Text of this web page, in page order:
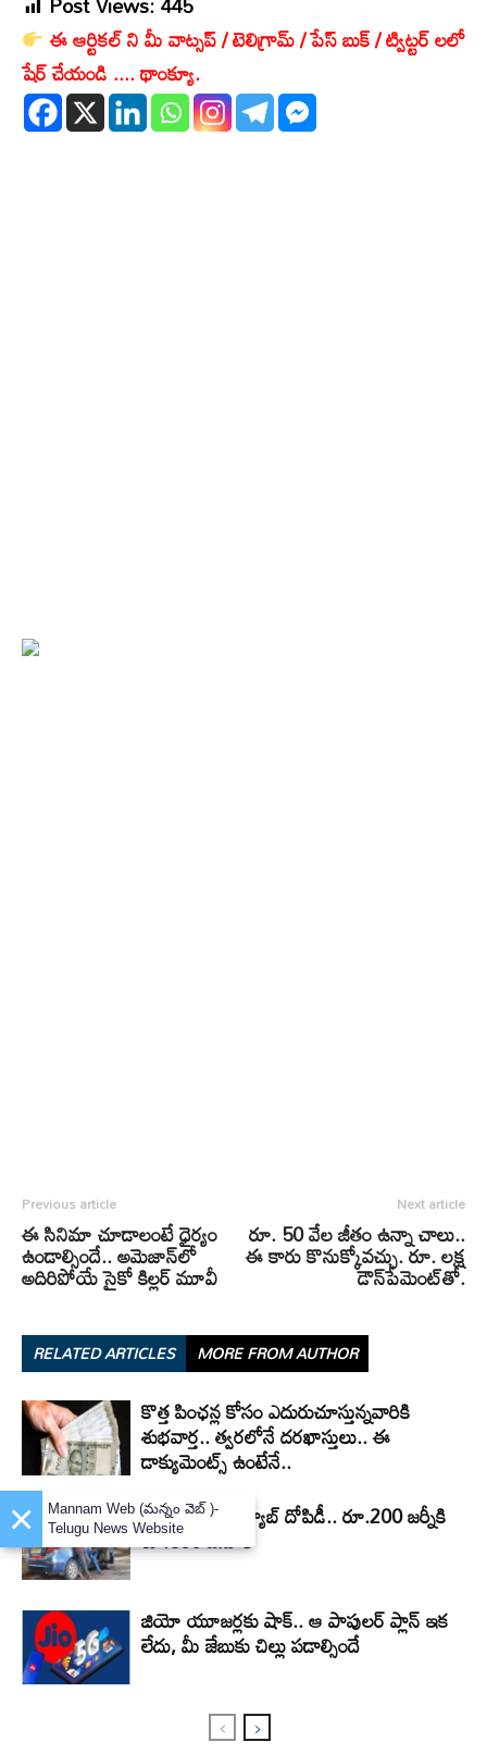
ఈ ఆర్టికల్ ని మీ వాట్సప్ / టెలిగ్రామ్ / పేస్ బుక్ / ట్విట్టర్ లలో
షేర్ చేయండి .... థాంక్యూ.
Previous article
ఈ సినిమా చూడాలంటే ధైర్యం
ఉండాల్సిందే.. అమెజాన్‌లో
అదిరిపోయే సైకో కిల్లర్ మూవీ
Next article
రూ. 50 వేల జీతం ఉన్నా చాలు..
ఈ కారు కొనుక్కోవ‌చ్చు. రూ. ల‌క్ష
డౌన్‌పేమెంట్‌తో.
RELATED ARTICLES MORE FROM AUTHOR
కొత్త పింఛన్ల కోసం ఎదురుచూస్తున్నవారికి
శుభవార్త.. త్వరలోనే దరఖాస్తులు.. ఈ
డాక్యుమెంట్స్ ఉంటేనే..
హైదరాబాద్‌లో క్యాబ్‌ దోపిడీ.. రూ.200 జర్నీకి
రూ.500 వసూల్
జియో యూజర్లకు షాక్.. ఆ పాపులర్ ప్లాన్ ఇక
లేదు, మీ జేబుకు చిల్లు పడాల్సిందే
×
Mannam Web (మన్నం వెబ్ )-
Telugu News Website